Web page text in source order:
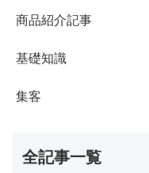
商品紹介記事
基礎知識
集客
全記事一覧